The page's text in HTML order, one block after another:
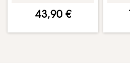
43,90 €